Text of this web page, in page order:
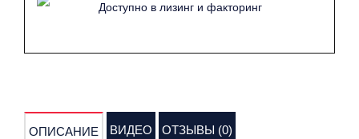
Доступно в лизинг и факторинг
ОПИСАНИЕ ВИДЕО ОТЗЫВЫ (0)